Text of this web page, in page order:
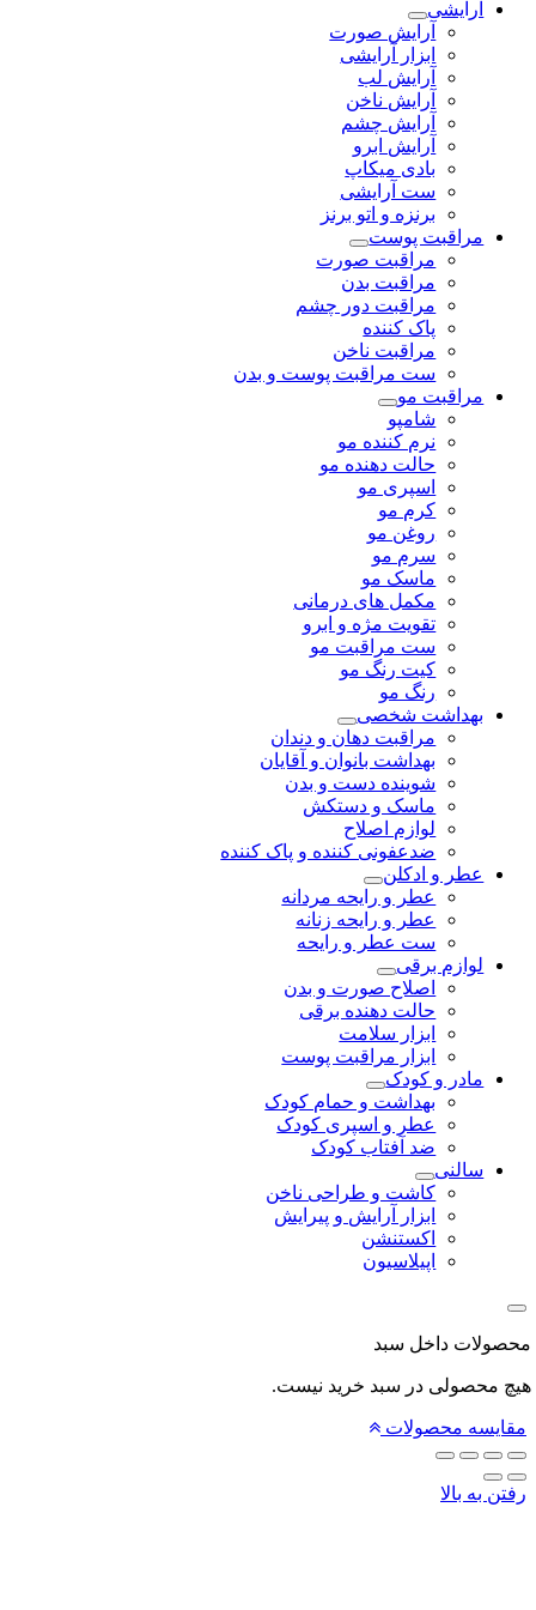
آرایشی
آرایش صورت
ابزار آرایشی
آرایش لب
آرایش ناخن
آرایش چشم
آرایش ابرو
بادی میکاپ
ست آرایشی
برنزه و اتو برنز
مراقبت پوست
مراقبت صورت
مراقبت بدن
مراقبت دور چشم
پاک کننده
مراقبت ناخن
ست مراقبت پوست و بدن
مراقبت مو
شامپو
نرم کننده مو
حالت دهنده مو
اسپری مو
کرم مو
روغن مو
سرم مو
ماسک مو
مکمل های درمانی
تقویت مژه و ابرو
ست مراقبت مو
کیت رنگ مو
رنگ مو
بهداشت شخصی
مراقبت دهان و دندان
بهداشت بانوان و آقایان
شوینده دست و بدن
ماسک و دستکش
لوازم اصلاح
ضدعفونی کننده و پاک کننده
عطر و ادکلن
عطر و رایحه مردانه
عطر و رایحه زنانه
ست عطر و رایحه
لوازم برقی
اصلاح صورت و بدن
حالت دهنده برقی
ابزار سلامت
ابزار مراقبت پوست
مادر و کودک
بهداشت و حمام کودک
عطر و اسپری کودک
ضد آفتاب کودک
سالنی
کاشت و طراحی ناخن
ابزار آرایش و پیرایش
اکستنشن
اپیلاسیون
داخل سبد
در سبد خرید نیست.
محصولات
به بالا